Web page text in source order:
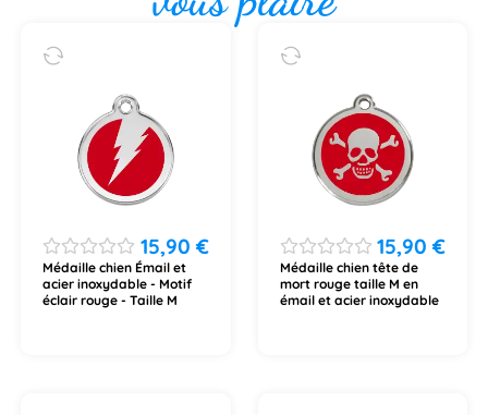
15,90 €
Médaille chien Émail et
acier inoxydable - Motif
éclair rouge - Taille M
15,90€
Médaille chien tête de
mort rouge taille M en
émail et acier inoxydable